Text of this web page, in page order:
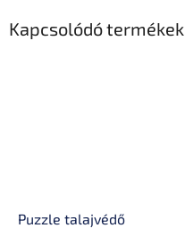
Kapcsolódó termékek
Puzzle talajvédő